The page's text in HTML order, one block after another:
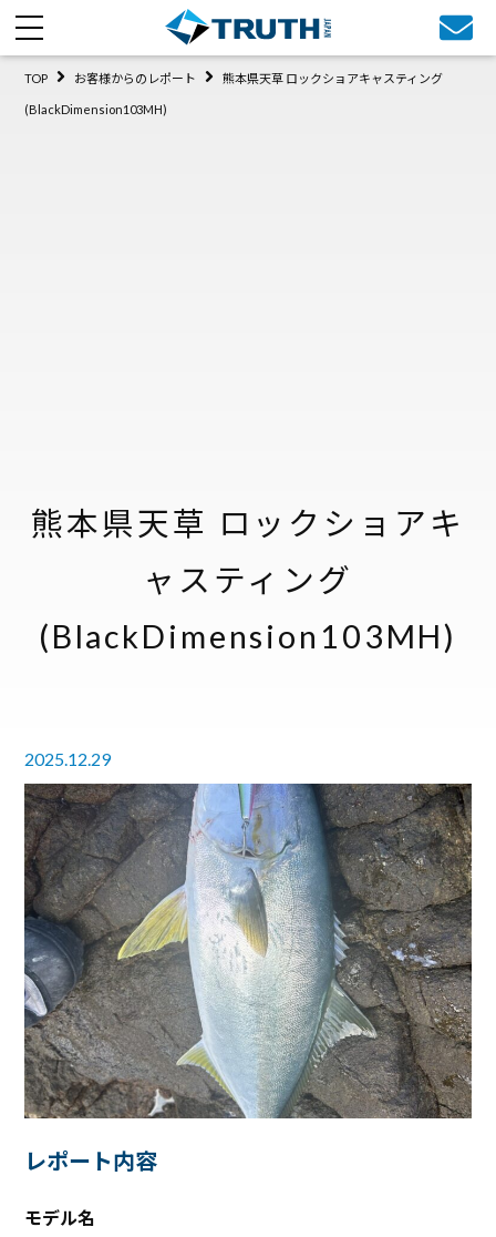
熊本県天草 ロックショアキ
ャスティング
(BlackDimension103MH)
TOP お客様からのレポート 熊本県天草 ロックショアキャスティング
(BlackDimension103MH)
2025.12.29
レポート内容
モデル名